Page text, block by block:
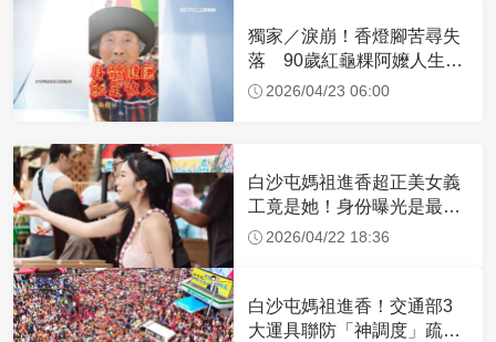
獨家／淚崩！香燈腳苦尋失
落 90歲紅龜粿阿嬤人生謝
幕2026/04/23 06:00
白沙屯媽祖進香超正美女義
工竟是她！身份曝光是最美
禮生 一輩子不結婚
2026/04/22 18:36
白沙屯媽祖進香！交通部3
大運具聯防「神調度」疏運